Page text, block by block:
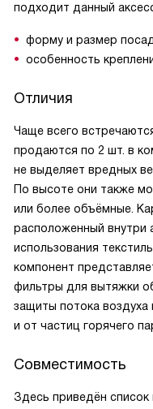
подходит данный
форму и размер
особенность
Отличия
Чаще всего
продаются по 2 шт. в
не выделяет вредных
По высоте они также
или более объёмные.
расположенный внутри
использования
компонент
фильтры для вытяжки
защиты потока воздуха
и от частиц горячего
Совместимость
Здесь приведён